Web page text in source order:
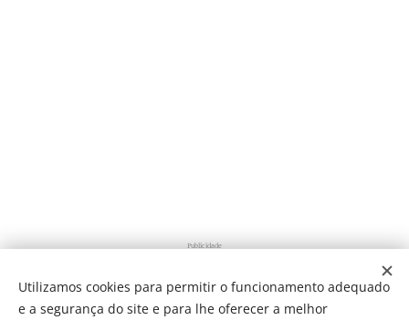
Publicidade
Share
Utilizamos cookies para permitir o funcionamento adequado
e a segurança do site e para lhe oferecer a melhor